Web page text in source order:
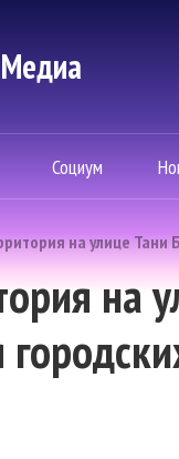
Социум
на улице Тани
на